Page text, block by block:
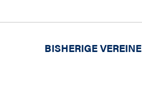
BISHERIGE VEREINE